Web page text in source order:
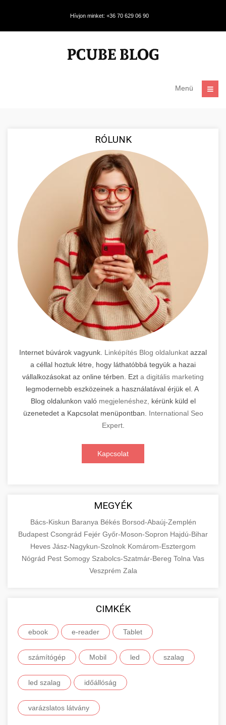
Hívjon minket: +36 70 629 06 90
Menü
RÓLUNK
Internet búvárok vagyunk. Linképítés Blog oldalunkat azzal
a céllal hoztuk létre, hogy láthatóbbá tegyük a hazai
vállalkozásokat az online térben. Ezt a digitális marketing
legmodernebb eszközeinek a használatával érjük el. A
Blog oldalunkon való megjelenéshez,
kérünk küld el
üzenetedet a Kapcsolat menüpontban. International Seo
Expert.
Kapcsolat
MEGYÉK
Bács-Kiskun Baranya Békés Borsod-Abaúj-Zemplén
Budapest Csongrád Fejér Győr-Moson-Sopron Hajdú-Bihar
Heves Jász-Nagykun-Szolnok Komárom-Esztergom
Nógrád Pest Somogy Szabolcs-Szatmár-Bereg Tolna Vas
Veszprém Zala
CIMKÉK
ebook e-reader Tablet
számítógép Mobil led szalag
led szalag időállóság
varázslatos látvány